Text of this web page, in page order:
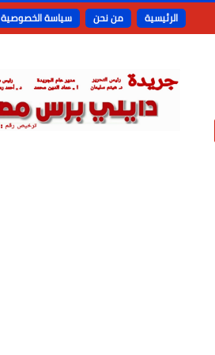
الرئيسية من نحن سياسة الخصوصية